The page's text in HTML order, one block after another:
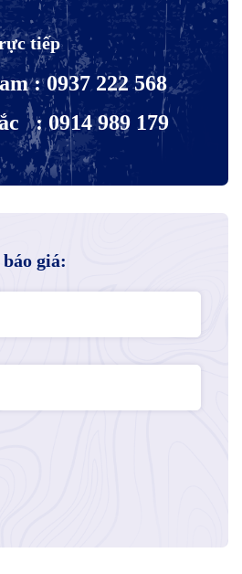
tiếp
: 0937 222 568
: 0914 989 179
giá: